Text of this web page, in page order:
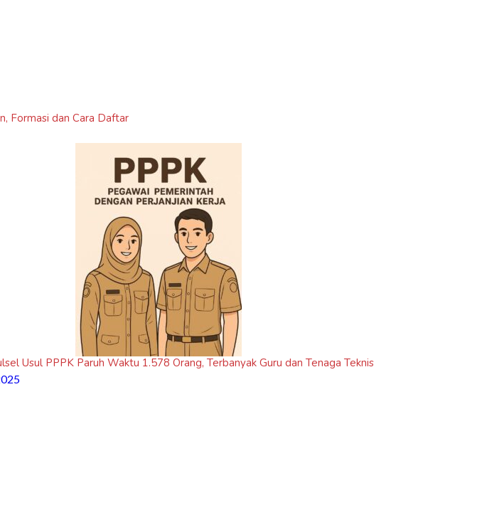
Formasi dan Cara Daftar
Usul PPPK Paruh Waktu 1.578 Orang, Terbanyak Guru dan Tenaga Teknis